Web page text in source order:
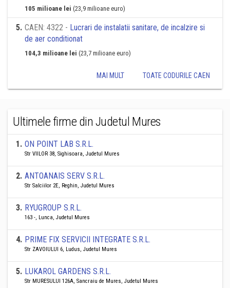
105 milioane lei (23,9 milioane euro)
5. CAEN: 4322 - Lucrari de instalatii sanitare, de incalzire si
de aer conditionat
104,3 milioane lei (23,7 milioane euro)
MAI MULT TOATE CODURILE CAEN
Ultimele firme din Judetul Mures
1. ON POINT LAB S.R.L.
Str VIILOR 38, Sighisoara, Judetul Mures
2. ANTOANAIS SERV S.R.L.
Str Salciilor 2E, Reghin, Judetul Mures
3. RYUGROUP S.R.L.
163 -, Lunca, Judetul Mures
4. PRIME FIX SERVICII INTEGRATE S.R.L.
Str ZAVOIULUI 6, Ludus, Judetul Mures
5. LUKAROL GARDENS S.R.L.
Str MURESULUI 126A, Sancraiu de Mures, Judetul Mures